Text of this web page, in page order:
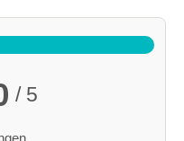
/ 5